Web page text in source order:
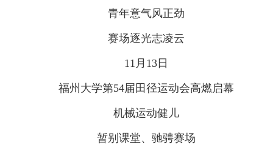
青年意气风正劲
赛场逐光志凌云
11月13日
福州大学第54届田径运动会高燃启幕
机械运动健儿
暂别课堂、驰骋赛场